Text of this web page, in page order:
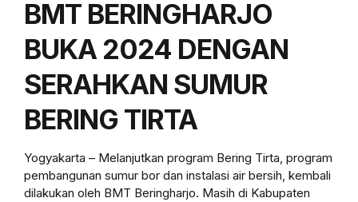
BMT BERINGHARJO
BUKA 2024 DENGAN
SERAHKAN SUMUR
BERING TIRTA
Yogyakarta – Melanjutkan program Bering Tirta, program
pembangunan sumur bor dan instalasi air bersih, kembali
dilakukan oleh BMT Beringharjo. Masih di Kabupaten